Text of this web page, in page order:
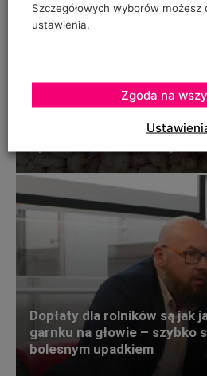
Krajowe, młode ziemniaki
Dopłaty dla rolników są jak
garnku na głowie – szybko
bolesnym upadkiem
Szczegółowych wyborów możesz
ustawienia.
Zgoda na